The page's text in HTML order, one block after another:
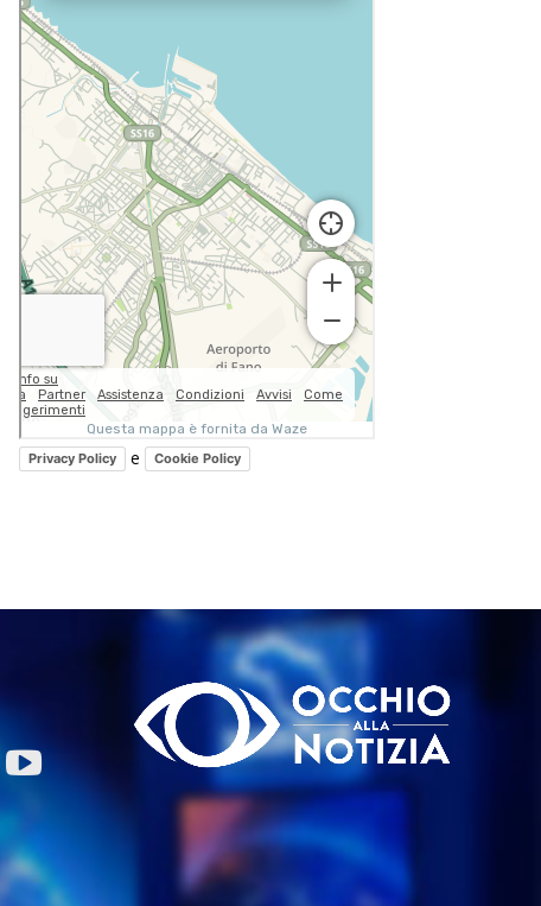
Privacy Policy e Cookie Policy